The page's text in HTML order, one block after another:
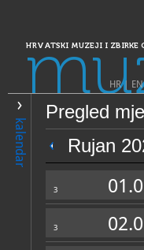
HRVATSKI MUZEJI I ZBIRKE
HR| EN
kalendar
Pregled
Rujan
3
3
PRETRAŽIVANJE
Dalmacija